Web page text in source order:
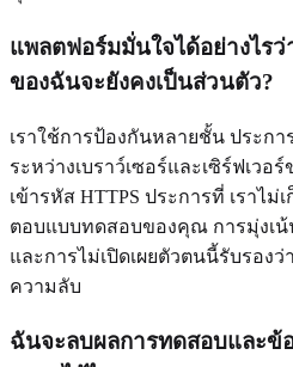
แพลตฟอร์มมั่นใจได้อย่างไร
ของฉันจะยังคงเป็นส่วนตัว?
เราใช้การป้องกันหลายชั้น ประก
ระหว่างเบราว์เซอร์และเซิร์ฟเวอ
เข้ารหัส HTTPS ประการที่ เราไ
ตอบแบบทดสอบของคุณ การมุ่งเ
และการไม่เปิดเผยตัวตนนี้รับรอง
ความลับ
ฉันจะลบผลการทดสอบและ